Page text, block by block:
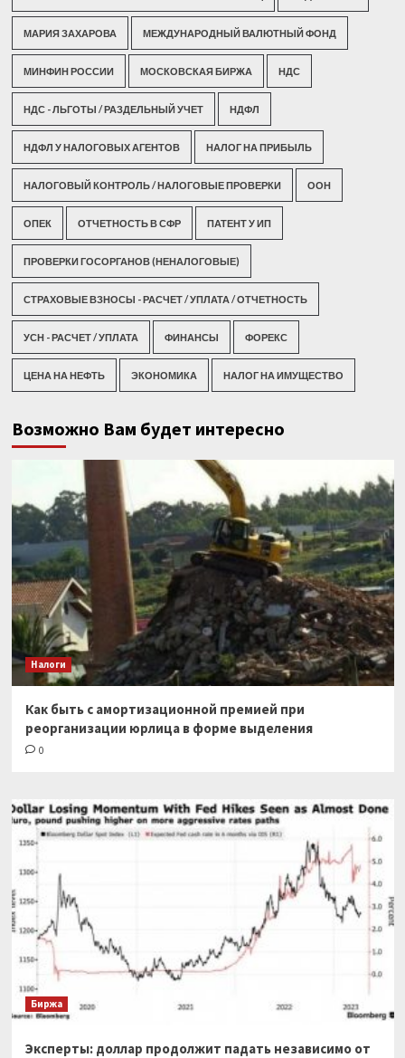
МАРИЯ ЗАХАРОВА МЕЖДУНАРОДНЫЙ ВАЛЮТНЫЙ ФОНД
МИНФИН РОССИИ МОСКОВСКАЯ БИРЖА НДС
НДС - ЛЬГОТЫ / РАЗДЕЛЬНЫЙ УЧЕТ НДФЛ
НДФЛ У НАЛОГОВЫХ АГЕНТОВ НАЛОГ НА ПРИБЫЛЬ
НАЛОГОВЫЙ КОНТРОЛЬ / НАЛОГОВЫЕ ПРОВЕРКИ ООН
ОПЕК ОТЧЕТНОСТЬ В СФР ПАТЕНТ У ИП
ПРОВЕРКИ ГОСОРГАНОВ (НЕНАЛОГОВЫЕ)
СТРАХОВЫЕ ВЗНОСЫ - РАСЧЕТ / УПЛАТА / ОТЧЕТНОСТЬ
УСН - РАСЧЕТ / УПЛАТА ФИНАНСЫ ФОРЕКС
ЦЕНА НА НЕФТЬ ЭКОНОМИКА НАЛОГ НА ИМУЩЕСТВО
Возможно Вам будет интересно
Налоги
Как быть с амортизационной премией при
реорганизации юрлица в форме выделения
0
Биржа
Эксперты: доллар продолжит падать независимо от